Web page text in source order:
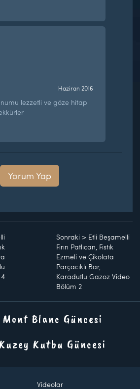
Haziran 2016
lezzetli ve göze hitap
Yorum Yap
Sonraki > Etli Beşamelli
Fırın Patlıcan, Fıstık
Ezmeli ve Çikolata
Parçacıklı Bar,
Karadutlu Gazoz Video
Bölüm 2
Blanc Güncesi
Kutbu Güncesi
Videolar